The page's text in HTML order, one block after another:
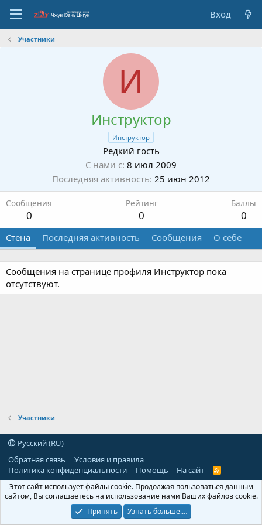
Вход
Участники
И
Инструктор
Инструктор
Редкий гость
С нами с 8 июл 2009
Последняя активность 25 июн 2012
Сообщения
0
Рейтинг
0
Баллы
0
Стена Последняя активность Сообщения О себе
Сообщения на странице профиля Инструктор пока
отсутствуют.
Участники
Русский (RU)
Обратная связь
Условия и правила
Политика конфиденциальности
Помощь На сайт
R
S
Этот сайт использует файлы cookie. Продолжая пользоваться данным
сайтом, Вы соглашаетесь на использование нами Ваших файлов cookie.
Принять
Узнать больше.…